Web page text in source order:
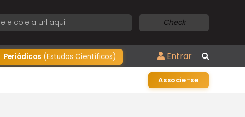
Check
Periódicos (Estudos Científicos) Entrar
Associe-se